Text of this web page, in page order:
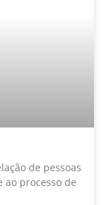
de pessoas
processo de